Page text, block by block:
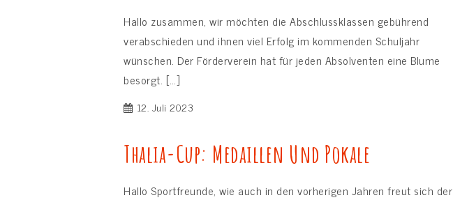
Hallo zusammen, wir möchten die Abschlussklassen gebührend
verabschieden und ihnen viel Erfolg im kommenden Schuljahr
wünschen. Der Förderverein hat für jeden Absolventen eine Blume
besorgt. […]
12. Juli 2023
Thalia-Cup: Medaillen Und Pokale
Hallo Sportfreunde, wie auch in den vorherigen Jahren freut sich der